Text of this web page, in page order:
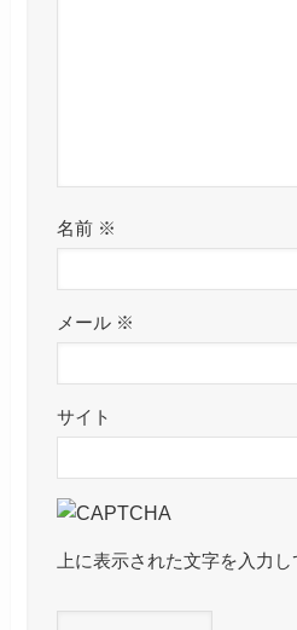
名前 ※
メール ※
サイト
上に表示された文字を入力し